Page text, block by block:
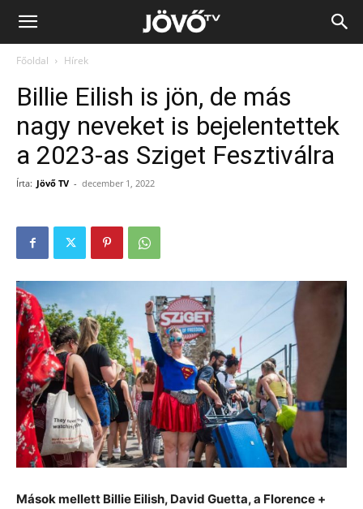
Jövő
Főoldal Hírek
Billie Eilish is jön, de más
nagy neveket is bejelentettek
a 2023-as Sziget Fesztiválra
Írta: Jövő TV - december 1, 2022
Mások mellett Billie Eilish, David Guetta, a Florence +